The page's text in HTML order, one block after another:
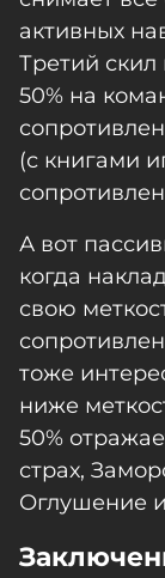
активных
Третий скил
50% на
(с книгами
А вот
когда
свою
тоже
ниже
50%
страх,
Оглушение